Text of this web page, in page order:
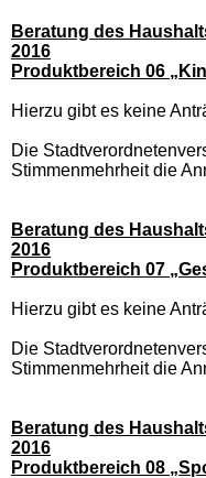
Beratung des
2016
Produktbereich 06
Hierzu gibt es keine
Die
Stimmenmehrheit die
Beratung des
2016
Produktbereich 07
Hierzu gibt es keine
Die
Stimmenmehrheit die
Beratung des
2016
Produktbereich 08